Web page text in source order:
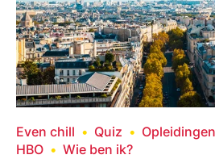
Even chill Quiz Opleidingen
HBO
Wie ben ik?